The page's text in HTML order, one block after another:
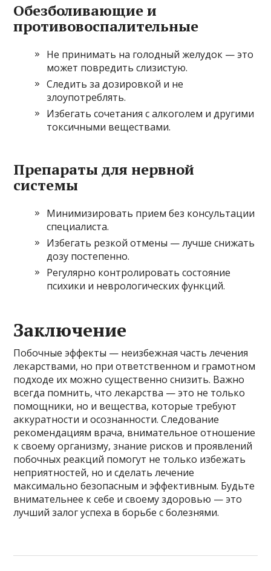
Обезболивающие и
противовоспалительные
Не принимать на голодный желудок — это
может повредить слизистую.
Следить за дозировкой и не
злоупотреблять.
Избегать сочетания с алкоголем и другими
токсичными веществами.
Препараты для нервной
системы
Минимизировать прием без консультации
специалиста.
Избегать резкой отмены — лучше снижать
дозу постепенно.
Регулярно контролировать состояние
психики и неврологических функций.
Заключение
Побочные эффекты — неизбежная часть лечения
лекарствами, но при ответственном и грамотном
подходе их можно существенно снизить. Важно
всегда помнить, что лекарства — это не только
помощники, но и вещества, которые требуют
аккуратности и осознанности. Следование
рекомендациям врача, внимательное отношение
к своему организму, знание рисков и проявлений
побочных реакций помогут не только избежать
неприятностей, но и сделать лечение
максимально безопасным и эффективным. Будьте
внимательнее к себе и своему здоровью — это
лучший залог успеха в борьбе с болезнями.